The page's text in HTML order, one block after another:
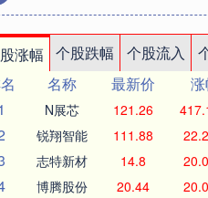
涨幅 个股跌幅 个股流入
名称 最新价
N展芯 121.26
锐翔智能 111.88
志特新材 14.8
博腾股份 20.44